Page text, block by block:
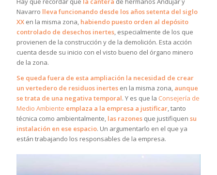
Navarro lleva funcionando desde los años setenta del siglo
XXen la misma zona, habiendo puesto orden al depósito
controlado de desechos inertes, especialmente de los que
provienen de la construcción y de la demolición. Esta acción
cuenta desde su inicio con el visto bueno del órgano minero
de la zona.
Se queda fuera de esta ampliación la necesidad de crear
un vertedero de residuos inertesen la misma zona, aunque
se trata de una negativa temporal. Y es que la Consejería de
Medio Ambiente emplaza a la empresa a justificar, tanto
técnica como ambientalmente, las razonesque justifiquen su
instalación en ese espacio. Un argumentarlo en el que ya
están trabajando los responsables de la empresa.